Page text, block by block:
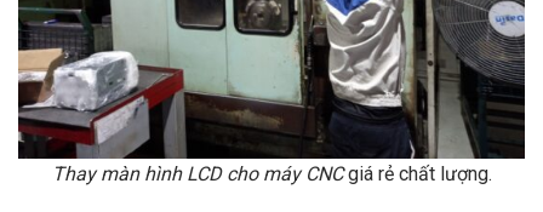
Thay màn hình LCD cho máy CNCgiá rẻ chất lượng.